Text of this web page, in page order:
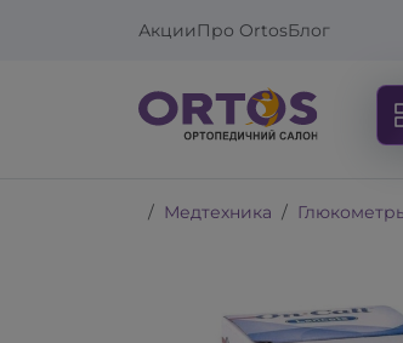
АкцииПро OrtosБлог
Медтехника